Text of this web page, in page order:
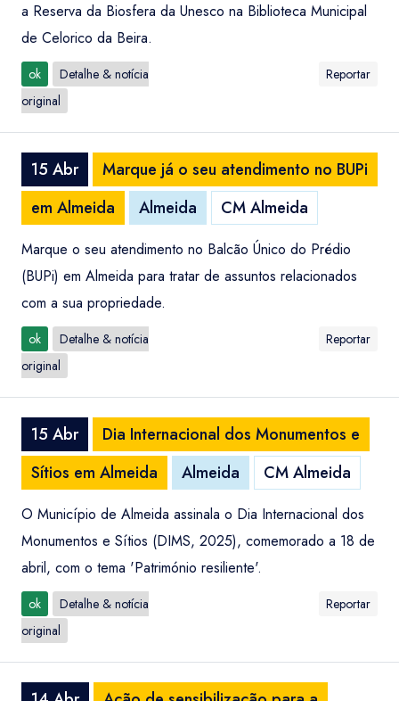
a Reserva da Biosfera da Unesco na Biblioteca Municipal
de Celorico da Beira.
ok
Detalhe & notícia
original
Reportar
15 Abr
Marque já o seu atendimento no BUPi
em Almeida
Almeida CM Almeida
Marque o seu atendimento no Balcão Único do Prédio
(BUPi) em Almeida para tratar de assuntos relacionados
com a sua propriedade.
ok
Detalhe & notícia
original
Reportar
15 Abr
Dia Internacional dos Monumentos e
Sítios em Almeida
Almeida CM Almeida
O Município de Almeida assinala o Dia Internacional dos
Monumentos e Sítios (DIMS, 2025), comemorado a 18 de
abril, com o tema 'Património resiliente'.
ok
Detalhe & notícia
original
Reportar